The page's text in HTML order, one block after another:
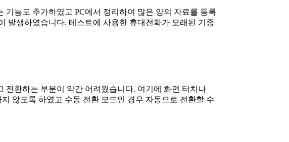
능도 추가하였고 PC에서 정리하여 많은 양의 자료를 등록
발생하였습니다. 테스트에 사용한 휴대전화가 오래된 기종
환하는 부분이 약간 어려웠습니다. 여기에 화면 터치나
않도록 하였고 수동 전환 모드인 경우 자동으로 전환할 수